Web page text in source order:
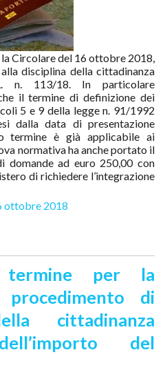
Circolare del 16 ottobre 2018,
disciplina della cittadinanza
113/18. In particolare
il termine di definizione dei
5 e 9 della legge n. 91/1992
dalla data di presentazione
termine è già applicabile ai
normativa ha anche portato il
ad euro 250,00 con
di richiedere l’integrazione
ottobre 2018
termine per la
di
cittadinanza
del